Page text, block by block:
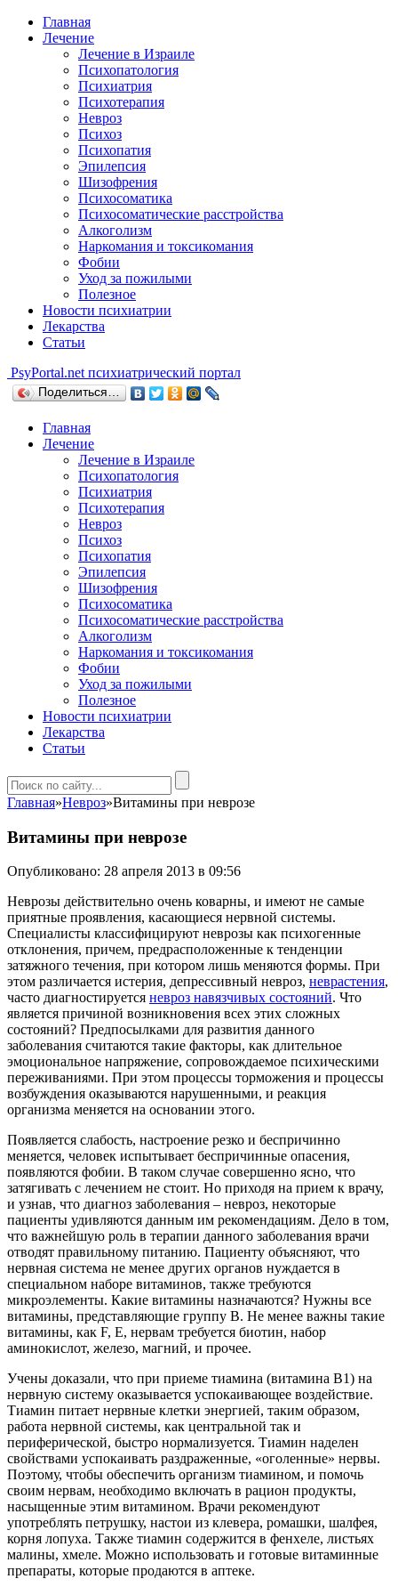
Главная
Лечение
Лечение в Израиле
Психопатология
Психиатрия
Психотерапия
Невроз
Психоз
Психопатия
Эпилепсия
Шизофрения
Психосоматика
Психосоматические расстройства
Алкоголизм
Наркомания и токсикомания
Фобии
Уход за пожилыми
Полезное
Новости психиатрии
Лекарства
Статьи
PsyPortal.net психиатрический портал
Поделиться…
Главная
Лечение
Лечение в Израиле
Психопатология
Психиатрия
Психотерапия
Невроз
Психоз
Психопатия
Эпилепсия
Шизофрения
Психосоматика
Психосоматические расстройства
Алкоголизм
Наркомания и токсикомания
Фобии
Уход за пожилыми
Полезное
Новости психиатрии
Лекарства
Статьи
Главная»Невроз»Витамины при неврозе
Витамины при неврозе
Опубликовано: 28 апреля 2013 в 09:56
Неврозы действительно очень коварны, и имеют не самые
приятные проявления, касающиеся нервной системы.
Специалисты классифицируют неврозы как психогенные
отклонения, причем, предрасположенные к тенденции
затяжного течения, при котором лишь меняются формы. При
этом различается истерия, депрессивный невроз, неврастения,
часто диагностируется невроз навязчивых состояний. Что
является причиной возникновения всех этих сложных
состояний? Предпосылками для развития данного
заболевания считаются такие факторы, как длительное
эмоциональное напряжение, сопровождаемое психическими
переживаниями. При этом процессы торможения и процессы
возбуждения оказываются нарушенными, и реакция
организма меняется на основании этого.
Появляется слабость, настроение резко и беспричинно
меняется, человек испытывает беспричинные опасения,
появляются фобии. В таком случае совершенно ясно, что
затягивать с лечением не стоит. Но приходя на прием к врачу,
и узнав, что диагноз заболевания – невроз, некоторые
пациенты удивляются данным им рекомендациям. Дело в том,
что важнейшую роль в терапии данного заболевания врачи
отводят правильному питанию. Пациенту объясняют, что
нервная система не менее других органов нуждается в
специальном наборе витаминов, также требуются
микроэлементы. Какие витамины назначаются? Нужны все
витамины, представляющие группу В. Не менее важны такие
витамины, как F, E, нервам требуется биотин, набор
аминокислот, железо, магний, и прочее.
Учены доказали, что при приеме тиамина (витамина B1) на
нервную систему оказывается успокаивающее воздействие.
Тиамин питает нервные клетки энергией, таким образом,
работа нервной системы, как центральной так и
периферической, быстро нормализуется. Тиамин наделен
свойствами успокаивать раздраженные, «оголенные» нервы.
Поэтому, чтобы обеспечить организм тиамином, и помочь
своим нервам, необходимо включать в рацион продукты,
насыщенные этим витамином. Врачи рекомендуют
употреблять петрушку, настои из клевера, ромашки, шалфея,
корня лопуха. Также тиамин содержится в фенхеле, листьях
малины, хмеле. Можно использовать и готовые витаминные
препараты, которые продаются в аптеке.